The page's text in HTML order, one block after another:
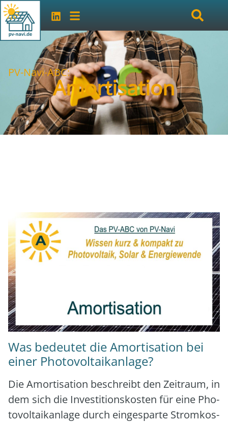
PV-Navi-ABC:
Amortisation
Was bedeutet die Amortisation bei
einer Photovoltaikanlage?
Die Amor­ti­sa­ti­on beschreibt den Zeit­raum, in
dem sich die Inves­ti­ti­ons­kos­ten für eine Pho­
to­vol­ta­ik­an­la­ge durch ein­ge­spar­te Strom­kos­